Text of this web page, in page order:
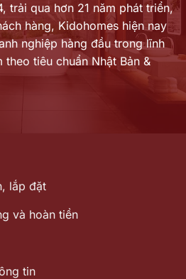
trải qua hơn 21 năm phát triển,
hàng, Kidohomes hiện nay
nghiệp hàng đầu trong lĩnh
tiêu chuẩn Nhật Bản &
lắp đặt
và hoàn tiền
tin